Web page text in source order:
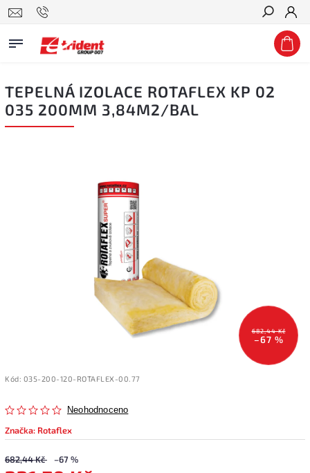
Hledat
TEPELNÁ IZOLACE ROTAFLEX KP 02
035 200MM 3,84M2/BAL
682,44 Kč
–67 %
Kód: 035-200-120-ROTAFLEX-00.77
Neohodnoceno
Značka: Rotaflex
682,44 Kč –67 %